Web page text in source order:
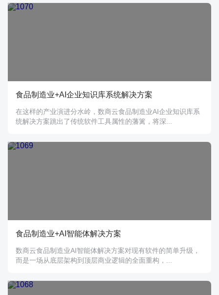
食品制造业+AI企业知识库系统解决方案
在这样的产业演进分水岭，数商云食品制造业AI企业知识库系
统解决方案跳出了传统软件工具属性的藩篱，将深...
食品制造业+AI智能体解决方案
数商云食品制造业AI智能体解决方案对现有软件的简单升级，
而是一场从底层架构到顶层商业逻辑的全面重构，...